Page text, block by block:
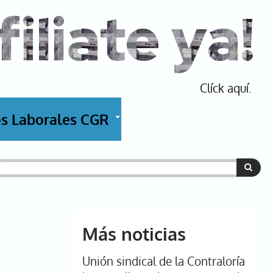
ya!
Clíck aquí.
+
Laborales CGR
Más noticias
Unión sindical de la Contraloría